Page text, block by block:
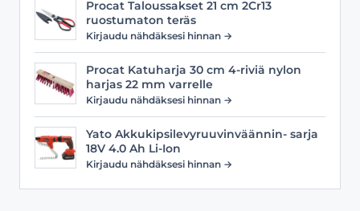
Procat Taloussakset 21 cm 2Cr13
ruostumaton teräs
Kirjaudu nähdäksesi hinnan →
Procat Katuharja 30 cm 4-riviä nylon
harjas 22 mm varrelle
Kirjaudu nähdäksesi hinnan →
Yato Akkukipsilevyruuvinväännin- sarja
18V 4.0 Ah Li-Ion
Kirjaudu nähdäksesi hinnan →